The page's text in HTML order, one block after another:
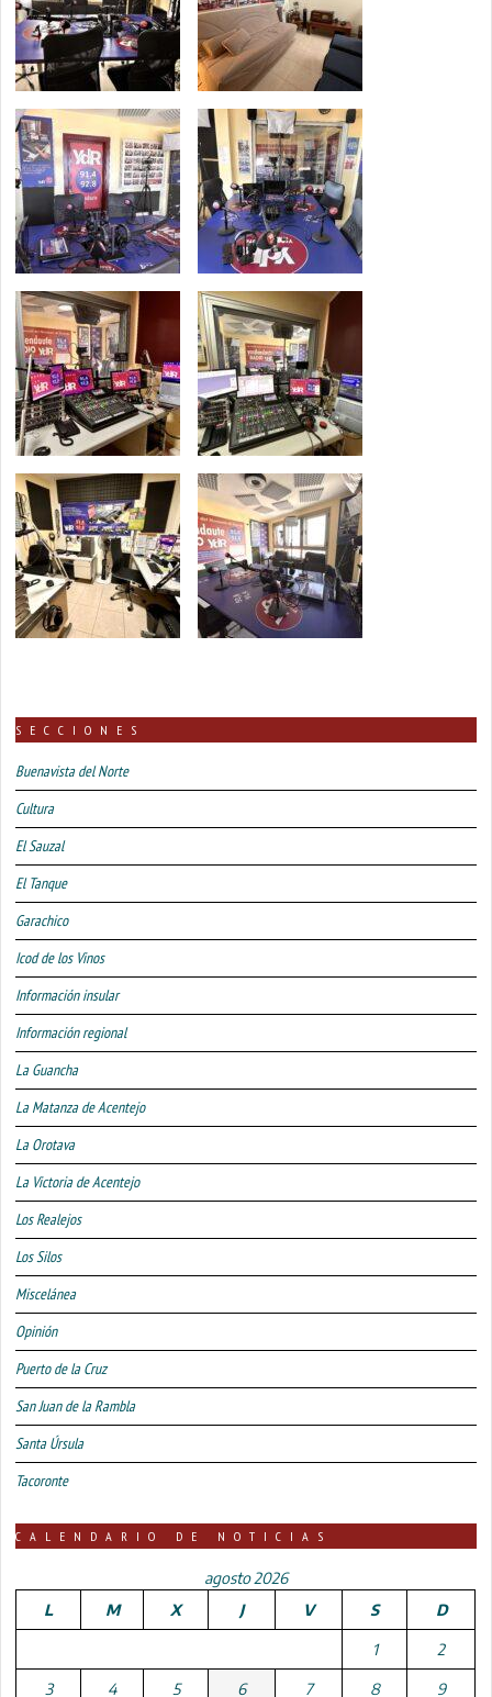
SECCIONES
Buenavista del Norte
Cultura
El Sauzal
El Tanque
Garachico
Icod de los Vinos
Información insular
Información regional
La Guancha
La Matanza de Acentejo
La Orotava
La Victoria de Acentejo
Los Realejos
Los Silos
Miscelánea
Opinión
Puerto de la Cruz
San Juan de la Rambla
Santa Úrsula
Tacoronte
CALENDARIO DE NOTICIAS
agosto 2026
L
M X J V S D
1 2
3 4 5 6 7 8 9